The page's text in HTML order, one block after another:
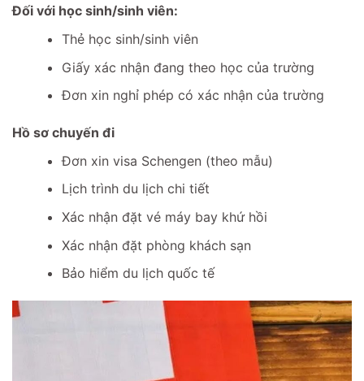
Đối với học sinh/sinh viên:
Thẻ học sinh/sinh viên
Giấy xác nhận đang theo học của trường
Đơn xin nghỉ phép có xác nhận của trường
Hồ sơ chuyến đi
Đơn xin visa Schengen (theo mẫu)
Lịch trình du lịch chi tiết
Xác nhận đặt vé máy bay khứ hồi
Xác nhận đặt phòng khách sạn
Bảo hiểm du lịch quốc tế